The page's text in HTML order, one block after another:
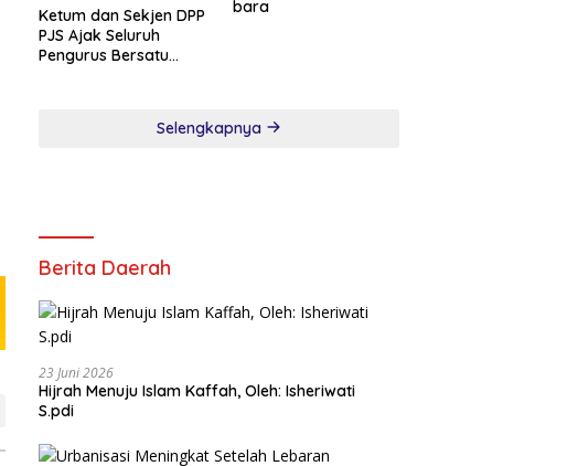
Ketum dan Sekjen DPP
PJS Ajak Seluruh
Pengurus Bersatu
bara
Selengkapnya
Berita Daerah
23 Juni 2026
Hijrah Menuju Islam Kaffah, Oleh: Isheriwati
S.pdi